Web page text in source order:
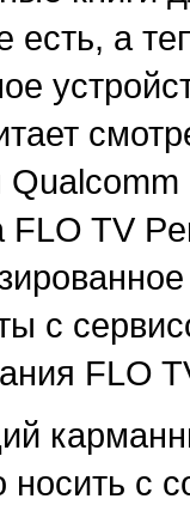
есть, а
Qualcomm
FLO TV
с
FLO
носить с